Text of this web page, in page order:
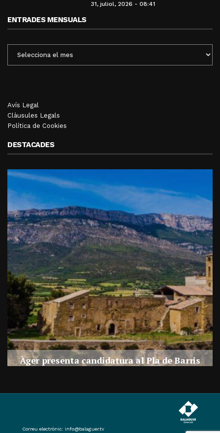
31, juliol, 2026 - 08:41
ENTRADES MENSUALS
MENSUALS
Avís Legal
Clàusules Legals
Política de Cookies
DESTACADES
Àger presenta candidatura al Pla de Barris
Correu electrònic: info@balaguer.tv